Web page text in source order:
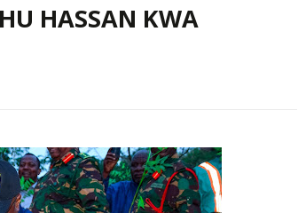
HASSAN KWA